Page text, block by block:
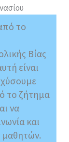
το
Βίας
είναι
το ζήτημα
να
και
μαθητών.